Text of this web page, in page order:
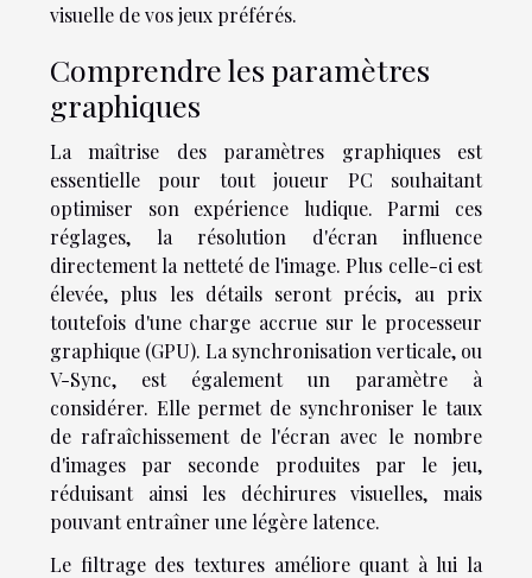
visuelle de vos jeux préférés.
Comprendre les paramètres
graphiques
La maîtrise des paramètres graphiques est
essentielle pour tout joueur PC souhaitant
optimiser son expérience ludique. Parmi ces
réglages, la résolution d'écran influence
directement la netteté de l'image. Plus celle-ci est
élevée, plus les détails seront précis, au prix
toutefois d'une charge accrue sur le processeur
graphique (GPU). La synchronisation verticale, ou
V-Sync, est également un paramètre à
considérer. Elle permet de synchroniser le taux
de rafraîchissement de l'écran avec le nombre
d'images par seconde produites par le jeu,
réduisant ainsi les déchirures visuelles, mais
pouvant entraîner une légère latence.
Le filtrage des textures améliore quant à lui la